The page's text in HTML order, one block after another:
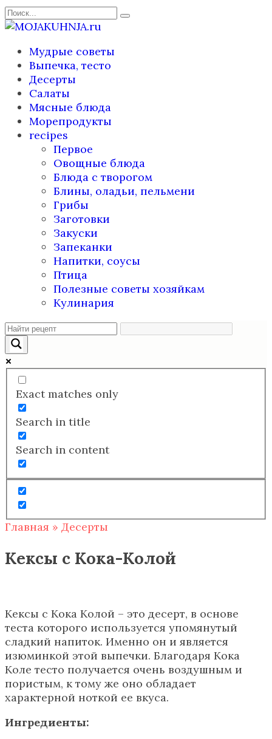
Перейти
к
Search
for:
Мудрые советы
Выпечка, тесто
Десерты
Салаты
Мясные блюда
Морепродукты
recipes
Первое
Овощные блюда
Блюда с творогом
Блины, оладьи, пельмени
Грибы
Заготовки
Закуски
Запеканки
Напитки, соусы
Птица
Полезные советы хозяйкам
Кулинария
Exact matches only
Search in title
Search in content
Главная » Десерты
Кексы с Кока-Колой
Кексы с Кока Колой – это десерт, в основе
теста которого используется упомянутый
сладкий напиток. Именно он и является
изюминкой этой выпечки. Благодаря Кока
Коле тесто получается очень воздушным и
пористым, к тому же оно обладает
характерной ноткой ее вкуса.
Ингредиенты: